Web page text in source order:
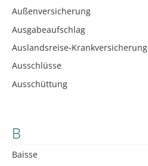
Außenversicherung
Ausgabeaufschlag
Auslandsreise-Krankversicherung
Ausschlüsse
Ausschüttung
B
Baisse